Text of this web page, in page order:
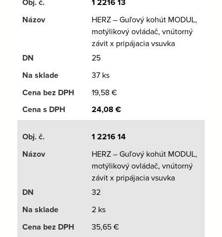
HERZ – Guľový kohút MODUL,
motýlikový ovládač, vnútorný
závit x pripájacia vsuvka
25
37 ks
19,58€
24,08 €
1 2216 14
HERZ – Guľový kohút MODUL,
motýlikový ovládač, vnútorný
závit x pripájacia vsuvka
32
2 ks
35,65€